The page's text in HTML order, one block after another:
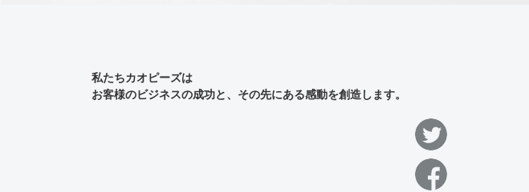
私たちカオピーズは
お客様のビジネスの成功と、その先にある感動を創造します。